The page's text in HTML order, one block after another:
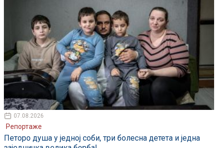
07.08.2026
Репортаже
Петоро душа у једној соби, три болесна детета и једна